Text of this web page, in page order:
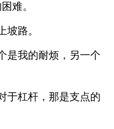
难。
坡路。
是我的耐烦，另一个
于杠杆，那是支点的